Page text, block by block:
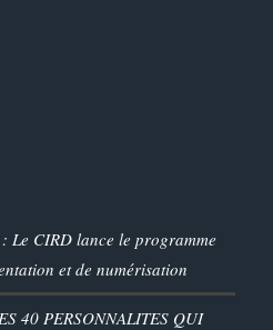
Le CIRD lance le programme
et de numérisation
40 PERSONNALITES QUI